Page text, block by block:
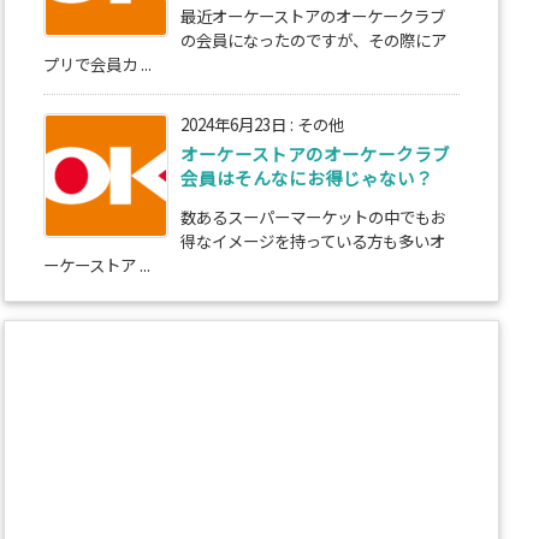
最近オーケーストアのオーケークラブ
の会員になったのですが、その際にア
プリで会員カ ...
2024年6月23日 : その他
オーケーストアのオーケークラブ
会員はそんなにお得じゃない？
数あるスーパーマーケットの中でもお
得なイメージを持っている方も多いオ
ーケーストア ...